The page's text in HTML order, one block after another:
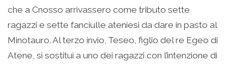
che a Cnosso arrivassero come tributo sette
ragazzi e sette fanciulle ateniesi da dare in pasto al
Minotauro. Al terzo invio, Teseo, figlio del re Egeo di
Atene, si sostituì a uno dei ragazzi con l’intenzione di